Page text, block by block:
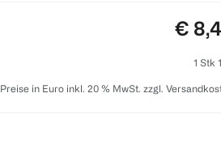
€
1 Stk
Preise in Euro inkl. 20 % MwSt. zzgl.